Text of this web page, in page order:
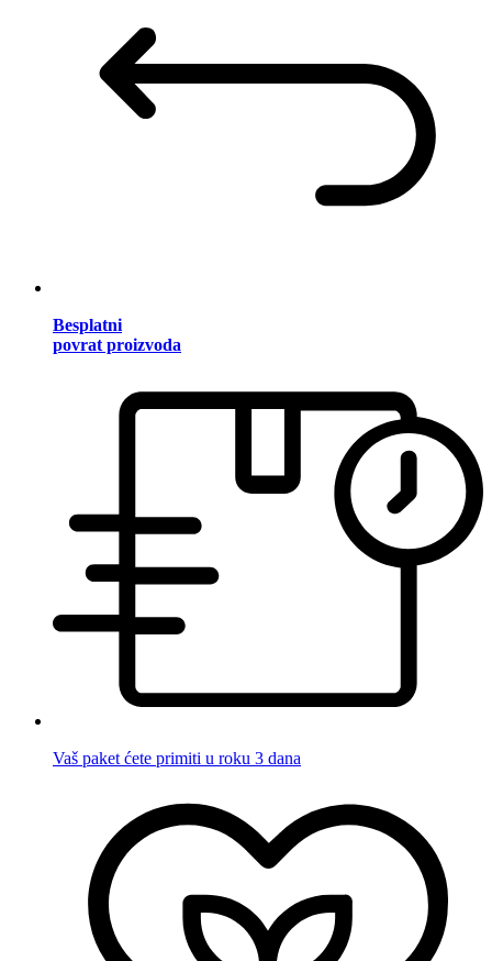
Besplatni
povrat proizvoda
Vaš paket ćete primiti u roku 3 dana